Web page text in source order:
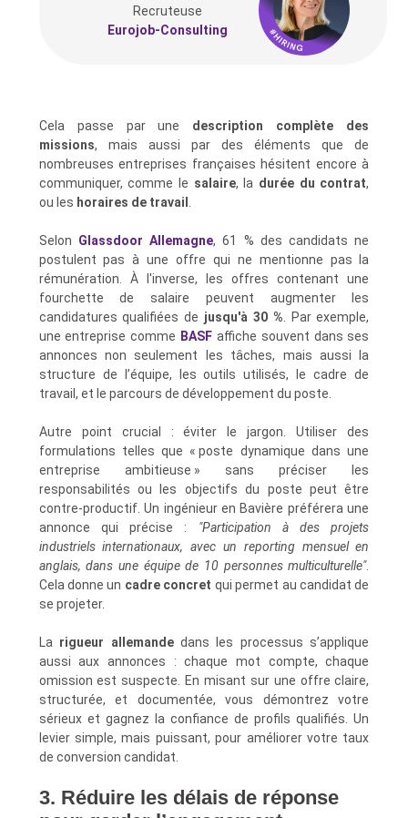
Recruteuse
Eurojob-Consulting
Cela passe par une description complète des
missions, mais aussi par des éléments que de
nombreuses entreprises françaises hésitent encore à
communiquer, comme le salaire, la durée du contrat,
ou les horaires de travail
Selon Glassdoor Allemagne, 61 % des candidats ne
postulent pas à une offre qui ne mentionne pas la
rémunération. À l'inverse, les offres contenant une
fourchette de salaire peuvent augmenter les
candidatures qualifiées de jusqu'à 30 % . Par exemple,
une entreprise comme BASF affiche souvent dans ses
annonces non seulement les tâches, mais aussi la
structure de l’équipe, les outils utilisés, le cadre de
travail, et le parcours de développement du poste.
Autre point crucial : éviter le jargon. Utiliser des
formulations telles que « poste dynamique dans une
entreprise ambitieuse » sans préciser les
responsabilités ou les objectifs du poste peut être
contre-productif. Un ingénieur en Bavière préférera une
annonce qui précise : "Participation à des projets
industriels internationaux, avec un reporting mensuel en
anglais, dans une équipe de 10 personnes multiculturelle".
Cela donne un cadre concret qui permet au candidat de
se projeter.
La rigueur allemandedans les processus s’applique
aussi aux annonces : chaque mot compte, chaque
omission est suspecte. En misant sur une offre claire,
structurée, et documentée, vous démontrez votre
sérieux et gagnez la confiance de profils qualifiés. Un
levier simple, mais puissant, pour améliorer votre taux
de conversion candidat.
3. Réduire les délais de réponse